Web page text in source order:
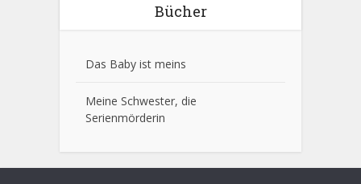
Bücher
Das Baby ist meins
Meine Schwester, die
Serienmörderin